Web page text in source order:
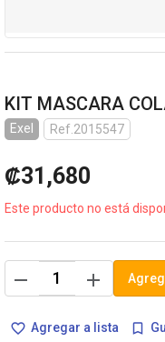
KIT MASCARA
Exel Ref.2015547
₡31,680
Este producto no está
remove add
favorite_border Agregar a lista bookmark_border